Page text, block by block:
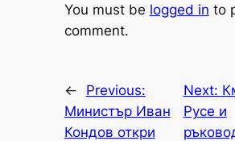
You must be logged in to
comment.
←
Previous:
Министър Иван
Кондов откри
Next:
Русе и